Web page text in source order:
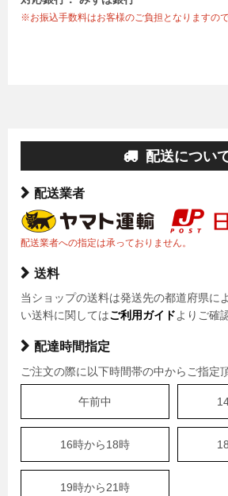
※お振込手数料はお客様のご負担となりますので
配送につい
配送業者
配送業者への指定は承っておりません。
送料
当ショップの送料は発送先の都道府県に
い送料に関してはご利用ガイドよりご確
配達時間指定
ご注文の際に以下時間帯の中からご指定
午前中
16時から18時
19時から21時